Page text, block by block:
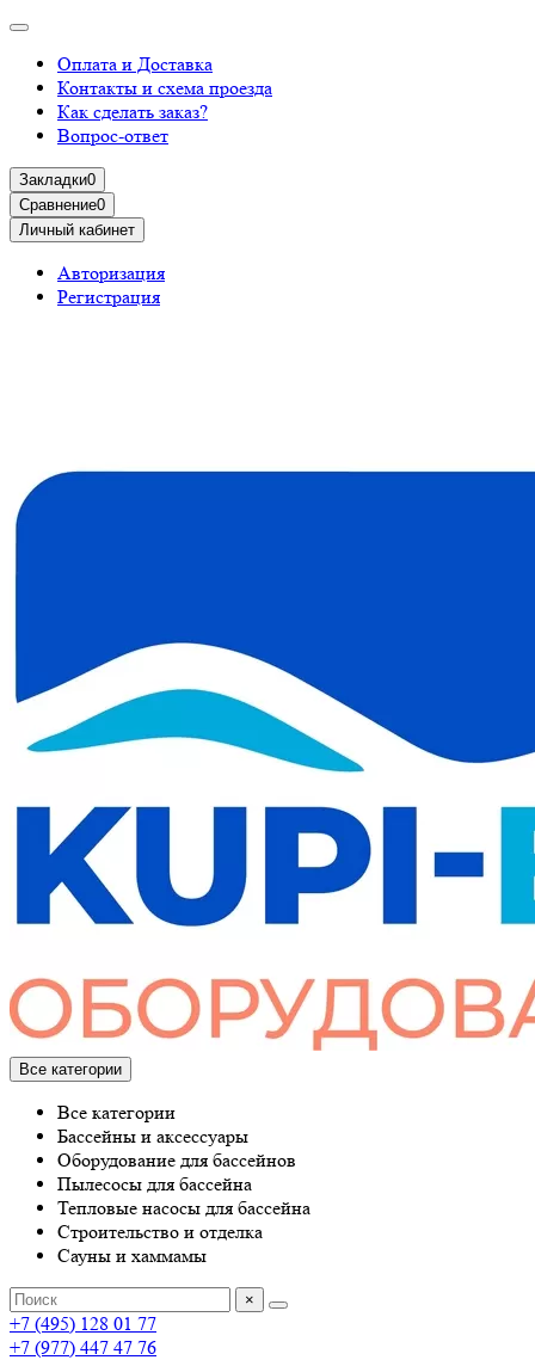
Оплата и Доставка
Контакты и схема проезда
Как сделать заказ?
Вопрос-ответ
Закладки0
Сравнение0
Личный кабинет
Авторизация
Регистрация
Все категории
Все категории
Бассейны и аксессуары
Оборудование для бассейнов
Пылесосы для бассейна
Тепловые насосы для бассейна
Строительство и отделка
Сауны и хаммамы
×
+7 (495) 128 01 77
+7 (977) 447 47 76